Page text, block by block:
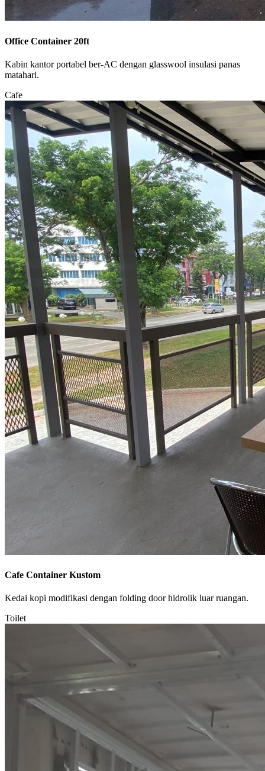
Office Container 20ft
Kabin kantor portabel ber-AC dengan glasswool insulasi panas
matahari.
Cafe
Cafe Container Kustom
Kedai kopi modifikasi dengan folding door hidrolik luar ruangan.
Toilet